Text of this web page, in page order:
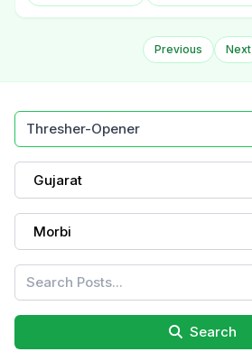
Previous Next
Thresher-Opener
Gujarat
Morbi
Search